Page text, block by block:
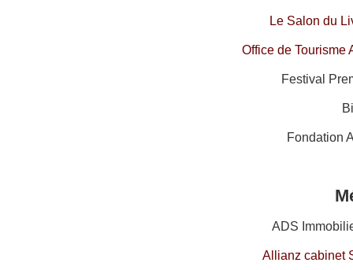
Le Salon du
Office de Tourisme
Festival
Fondation
ADS
Allianz cabinet